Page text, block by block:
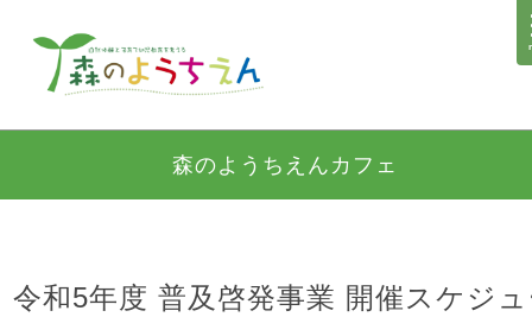
森のようちえんカフェ
令和5年度 普及啓発事業 開催スケジ